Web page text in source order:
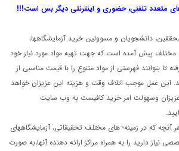
متعدد تلفنی، حضوری و اینترنتی دیگر بس است!!!
دانشجویان و مسوولین خرید آزمایشگاهها،
مختلف پیش آمده است که جهت تهیه مواد مورد نیاز خود
تا بتوانند فهرستی از مواد متنوع را با قیمت مناسبی از
این عمل موجب اتلاف وقت و هزینه این عزیزان خواهد
وسهولت امر خرید کافیست به وب سایت
آنچه که در زمینه¬های مختلف تحقیقاتی، آزمایشگاههای
دارید را به همراه مراکز ارائه دهنده آنها،به صورت